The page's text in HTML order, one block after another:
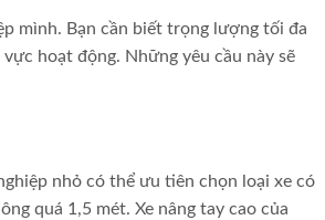
mình. Bạn cần biết trọng lượng tối đa
hoạt động. Những yêu cầu này sẽ
nhỏ có thể ưu tiên chọn loại xe có
quá 1,5 mét. Xe nâng tay cao của